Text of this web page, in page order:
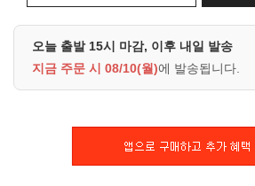
오늘 출발 15시 마감, 이후 내일 발송
지금 주문 시 08/10(월)에 발송됩니다.